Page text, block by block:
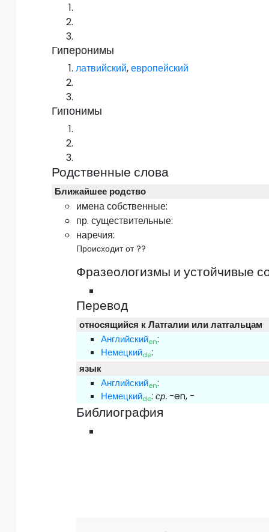
Гиперонимы
латвийский,европейский
Гипонимы
Родственные слова
Ближайшее родство
имена собственные:
пр.существительные:
наречия:
Происходит от ??
Фразеологизмы и устойчивые
Перевод
относящийся к Латгалии или латгальцам
Английскийen:
Немецкийde:
язык
Английскийen:
Немецкийde:ср. -en, -
Библиография